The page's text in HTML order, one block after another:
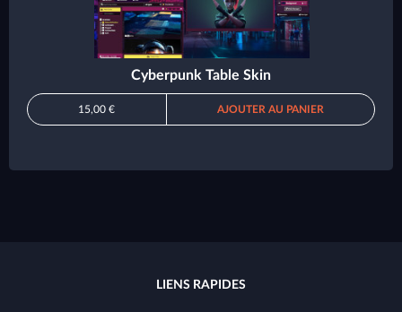
Cyberpunk Table Skin
15,00 € AJOUTER AU PANIER
LIENS RAPIDES